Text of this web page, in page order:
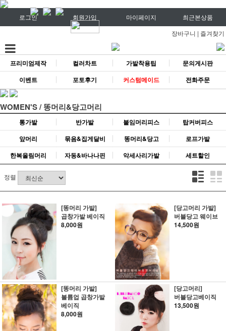
로그인 회원가입 마이페이지
최근본상품
장바구니 | 즐겨찾기
프리미엄제작 컬러차트 가발착용팁
문의게시판
이벤트
포토후기 커스텀메이드 전화주문
WOMEN'S / 똥머리&당고머리
통가발 반가발 붙임머리피스
탑커버피스
앞머리
묶음&집게달비 똥머리&당고
로프가발
한복올림머리
자동&바나나핀 악세사리가발 세트할인
정렬
[똥머리 가발]
곱창가발 베이직
8,000원
[당고머리 가발]
버블당고 웨이브
14,500원
[똥머리 가발]
볼륨업 곱창가발
베이직
8,000원
[당고머리]
버블당고베이직
13,500원